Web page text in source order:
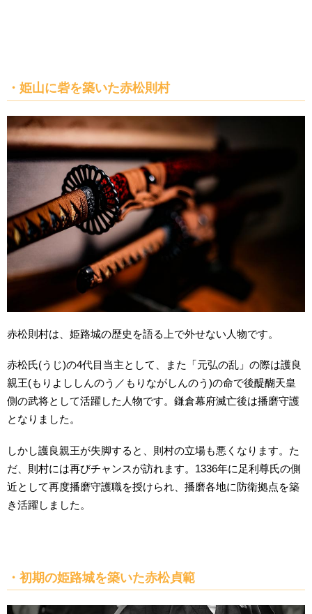
・姫山に砦を築いた赤松則村
赤松則村は、姫路城の歴史を語る上で外せない人物です。
赤松氏(うじ)の4代目当主として、また「元弘の乱」の際は護良
親王(もりよししんのう／もりながしんのう)の命で後醍醐天皇
側の武将として活躍した人物です。鎌倉幕府滅亡後は播磨守護
となりました。
しかし護良親王が失脚すると、則村の立場も悪くなります。た
だ、則村には再びチャンスが訪れます。1336年に足利尊氏の側
近として再度播磨守護職を授けられ、播磨各地に防衛拠点を築
き活躍しました。
・初期の姫路城を築いた赤松貞範